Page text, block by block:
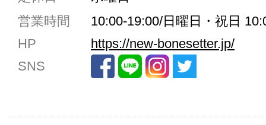
共用トイレ
女性用トイレ
ベビールーム
禁煙
予約可
営業時間
10:00-19:00/日曜日・祝日
HP
https://new-bonesetter.jp/
SNS